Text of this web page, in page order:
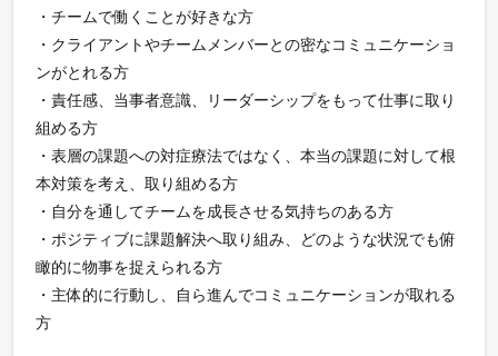
・チームで働くことが好きな方
・クライアントやチームメンバーとの密なコミュニケーショ
ンがとれる方
・責任感、当事者意識、リーダーシップをもって仕事に取り
組める方
・表層の課題への対症療法ではなく、本当の課題に対して根
本対策を考え、取り組める方
・自分を通してチームを成長させる気持ちのある方
・ポジティブに課題解決へ取り組み、どのような状況でも俯
瞰的に物事を捉えられる方
・主体的に行動し、自ら進んでコミュニケーションが取れる
方